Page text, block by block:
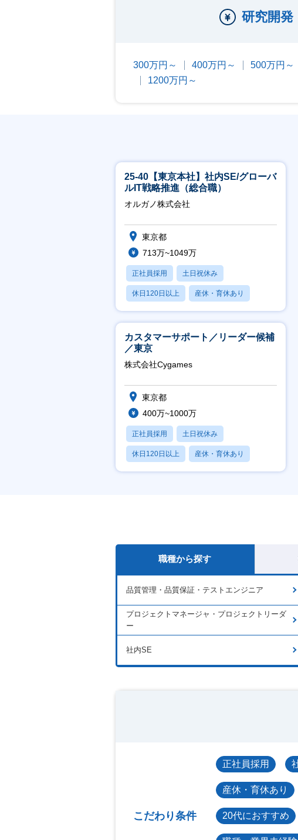
研究開発
300万円～ 400万円～ 500万円～
1200万円～
25-40【東京本社】社内SE/グローバ
ルIT戦略推進（総合職）
オルガノ株式会社
東京都
713万~1049万
正社員採用 土日祝休み
休日120日以上 産休・育休あり
月残業20時間以内
カスタマーサポート／リーダー候補
／東京
株式会社Cygames
東京都
400万~1000万
正社員採用 土日祝休み
休日120日以上 産休・育休あり
月残業20時間以内
職種から探す
品質管理・品質保証・テストエンジニア
プロジェクトマネージャ・プロジェクトリーダ
ー
社内SE
こだわり条件
正社員採用
産休・育休あり
20代におすすめ